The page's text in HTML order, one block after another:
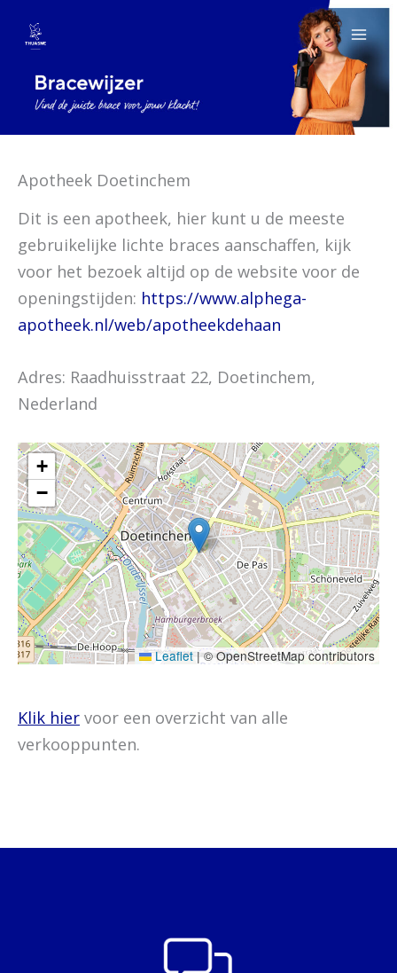
naar
inhoud
Apotheek Doetinchem
Dit is een apotheek, hier kunt u de meeste
gebruikelijke lichte braces aanschaffen, kijk
voor het bezoek altijd op de website voor de
openingstijden: https://www.alphega-
apotheek.nl/web/apotheekdehaan
Adres: Raadhuisstraat 22, Doetinchem,
Nederland
+
−
Leaflet |© OpenStreetMap contributors
Klik hier voor een overzicht van alle
verkooppunten.